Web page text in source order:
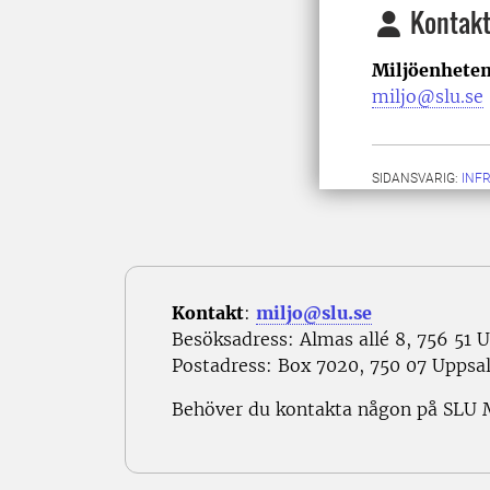
miljo@slu.se
SIDANSVARIG:
Kontakt: miljo@slu.se
Besöksadress: Almas allé 8, 756 51
Postadress: Box 7020, 750 07
Behöver du kontakta någon på SLU